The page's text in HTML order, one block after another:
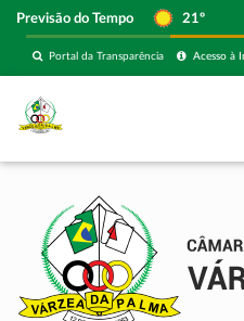
Previsão do Tempo 21º
Acesso à
Portal da Transparência